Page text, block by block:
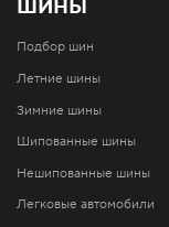
ШИНЫ
Подбор шин
Летние шины
Зимние шины
Шипованные шины
Нешипованные шины
Легковые автомобили